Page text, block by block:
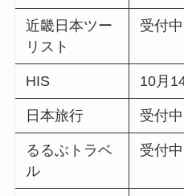
近畿日本ツー
リスト
受付中
HIS 10月
日本旅行 受付中
るるぶトラベ
ル
受付中